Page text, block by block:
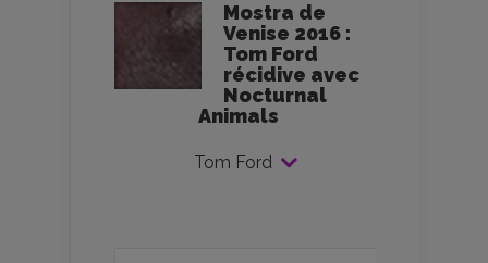
Mostra de
Venise 2016 :
Tom Ford
récidive avec
Nocturnal
Animals
Tom Ford